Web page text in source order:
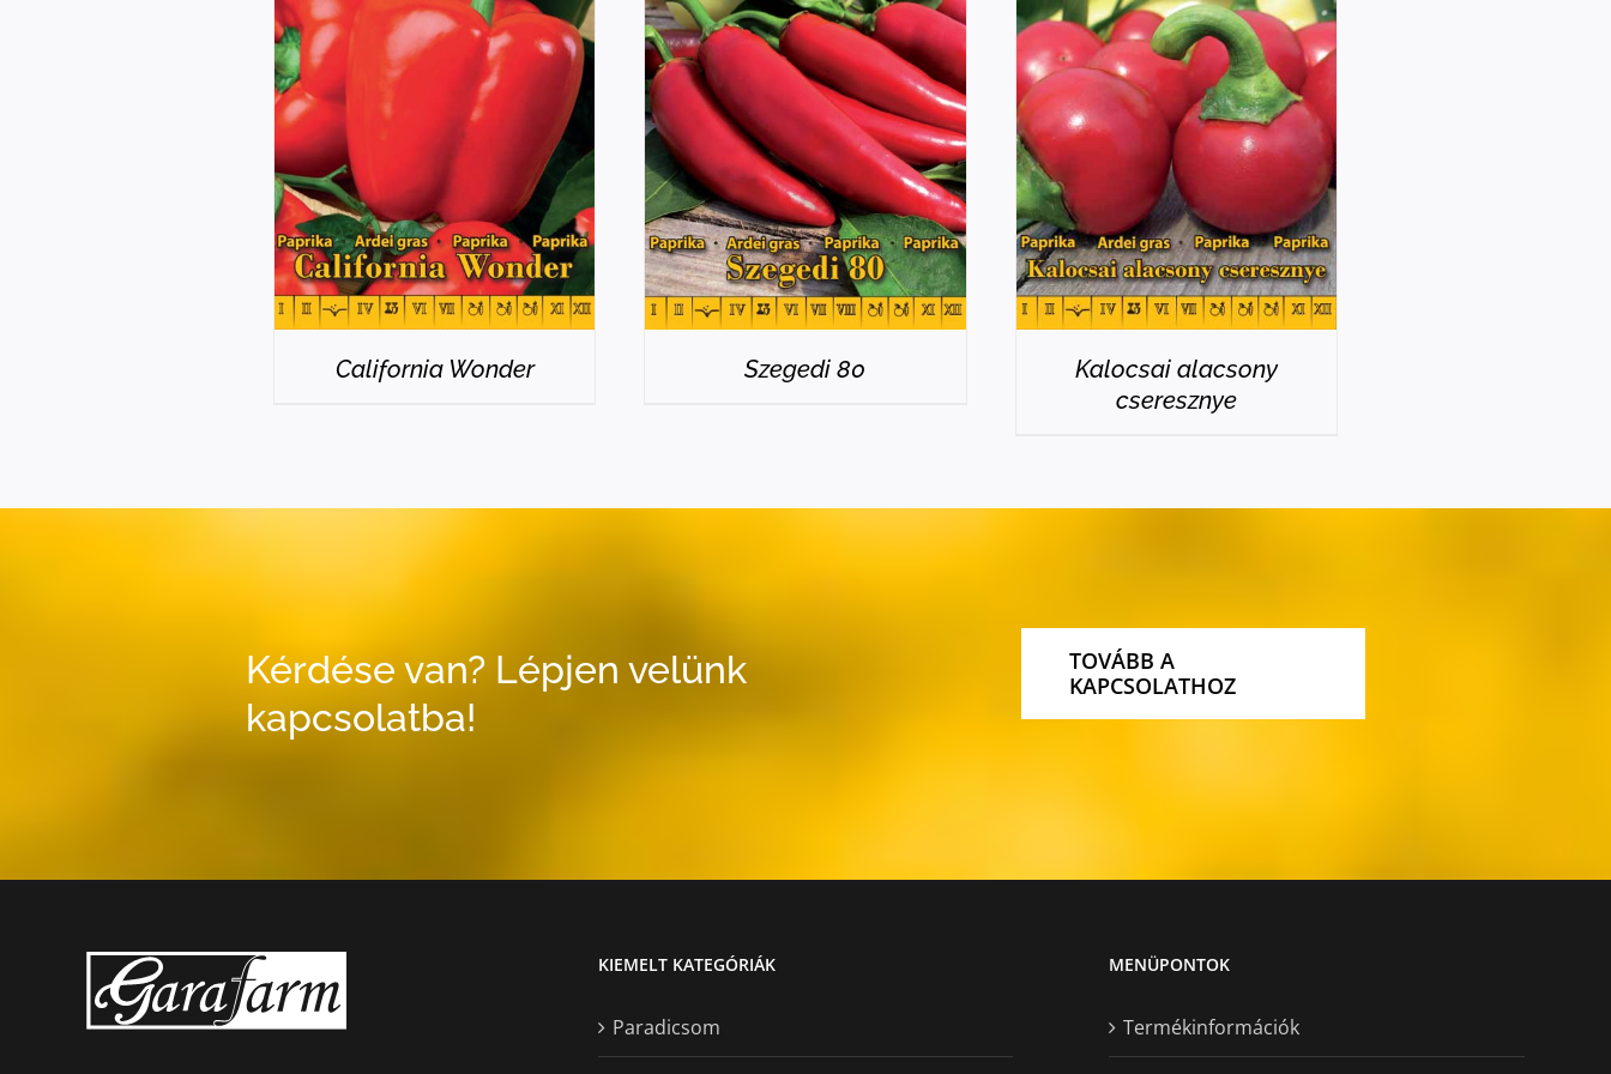
California Wonder
RÉSZLETEK
Szegedi 80
RÉSZLETEK
Kalocsai alacsony
cseresznye
Kérdése van? Lépjen velünk
kapcsolatba!
TOVÁBB A
KAPCSOLATHOZ
KIEMELT KATEGÓRIÁK
Paradicsom
MENÜPONTOK
Termékinformációk